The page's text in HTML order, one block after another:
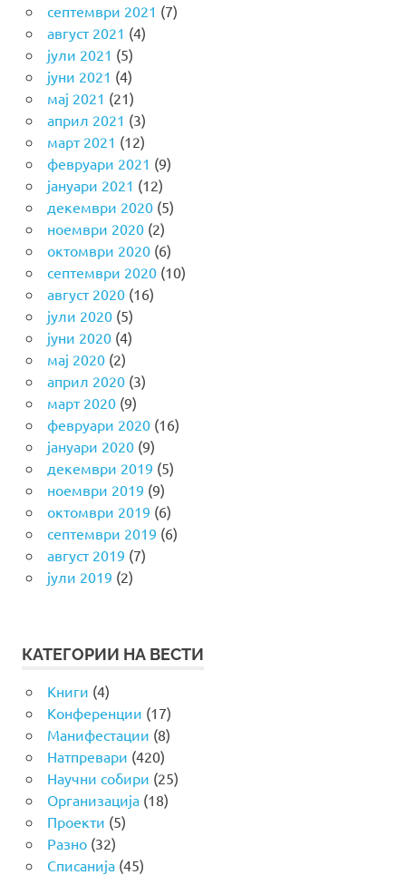
септември 2021 (7)
август 2021 (4)
јули 2021 (5)
јуни 2021 (4)
мај 2021 (21)
април 2021 (3)
март 2021 (12)
февруари 2021 (9)
јануари 2021 (12)
декември 2020(5)
ноември 2020(2)
октомври 2020(6)
септември 2020(10)
август 2020(16)
јули 2020(5)
јуни 2020(4)
мај 2020(2)
април 2020(3)
март 2020(9)
февруари 2020(16)
јануари 2020(9)
декември 2019 (5)
ноември 2019 (9)
октомври 2019 (6)
септември 2019 (6)
август 2019 (7)
јули 2019 (2)
КАТЕГОРИИ НА ВЕСТИ
Книги (4)
Конференции (17)
Манифестации (8)
Натпревари (420)
Научни собири (25)
Организација(18)
Проекти (5)
Разно(32)
Списанија(45)